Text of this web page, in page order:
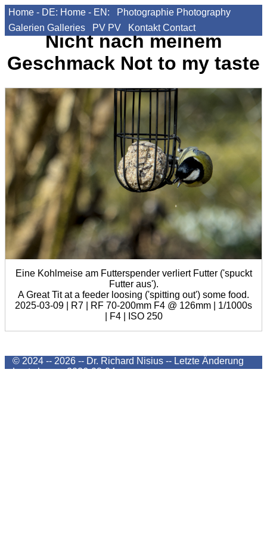
Home - DE: Home - EN: Photographie Photography
Galerien Galleries PV PV Kontakt Contact
Nicht nach meinem
Geschmack Not to my taste
Eine Kohlmeise am Futterspender verliert Futter ('spuckt
Futter aus').
A Great Tit at a feeder loosing ('spitting out') some food.
2025-03-09 | R7 | RF 70-200mm F4 @ 126mm | 1/1000s
| F4 | ISO 250
© 2024 -- 2026 -- Dr. Richard Nisius -- Letzte Änderung
Last change2026-08-04